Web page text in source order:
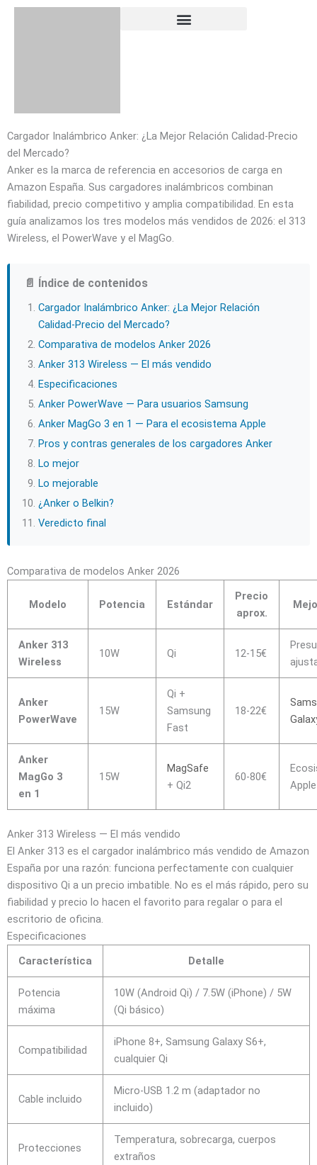
Skip
Cargador Inalámbrico Anker: ¿La Mejor Relación Calidad-Precio
del Mercado?
Anker es la marca de referencia en accesorios de carga en
Amazon España. Sus cargadores inalámbricos combinan
fiabilidad, precio competitivo y amplia compatibilidad. En esta
guía analizamos los tres modelos más vendidos de 2026: el 313
Wireless, el PowerWave y el MagGo.
📄 Índice de contenidos
Cargador Inalámbrico Anker: ¿La Mejor Relación
Calidad-Precio del Mercado?
Comparativa de modelos Anker 2026
Anker 313 Wireless — El más vendido
Especificaciones
Anker PowerWave — Para usuarios Samsung
Anker MagGo 3 en 1 — Para el ecosistema Apple
Pros y contras generales de los cargadores Anker
Lo mejor
Lo mejorable
¿Anker o Belkin?
Veredicto final
Comparativa de modelos Anker 2026
Modelo Potencia Estándar
Precio
aprox.
Anker 313
Wireless
10W Qi 12-15€
Anker
PowerWave
15W
Qi +
Samsung
Fast
18-22€
Anker
MagGo 3
en 1
15W
MagSafe
+ Qi2
60-80€
Apple
Anker 313 Wireless — El más vendido
El Anker 313 es el cargador inalámbrico más vendido de Amazon
España por una razón: funciona perfectamente con cualquier
dispositivo Qi a un precio imbatible. No es el más rápido, pero su
fiabilidad y precio lo hacen el favorito para regalar o para el
escritorio de oficina.
Especificaciones
Característica
Detalle
Potencia
máxima
10W (Android Qi) / 7.5W (iPhone) / 5W
(Qi básico)
Compatibilidad
iPhone 8+, Samsung Galaxy S6+,
cualquier Qi
Cable incluido
Micro-USB 1.2 m (adaptador no
incluido)
Protecciones
Temperatura, sobrecarga, cuerpos
extraños